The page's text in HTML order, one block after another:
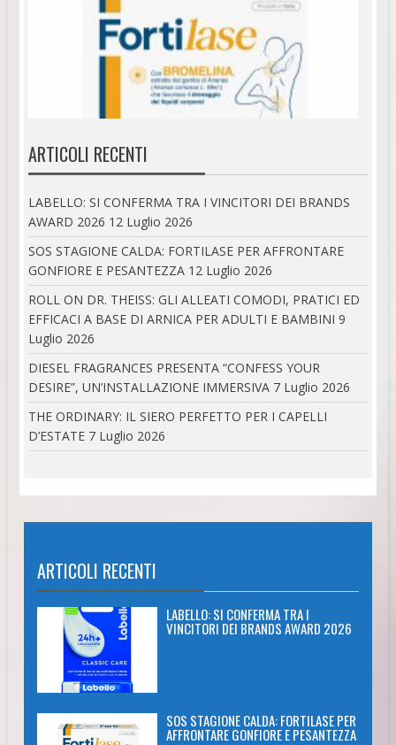
ARTICOLI RECENTI
LABELLO: SI CONFERMA TRA I VINCITORI DEI BRANDS
AWARD 2026 12 Luglio 2026
SOS STAGIONE CALDA: FORTILASE PER AFFRONTARE
GONFIORE E PESANTEZZA 12 Luglio 2026
ROLL ON DR. THEISS: GLI ALLEATI COMODI, PRATICI ED
EFFICACI A BASE DI ARNICA PER ADULTI E BAMBINI 9
Luglio 2026
DIESEL FRAGRANCES PRESENTA “CONFESS YOUR
DESIRE”, UN’INSTALLAZIONE IMMERSIVA 7 Luglio 2026
THE ORDINARY: IL SIERO PERFETTO PER I CAPELLI
D’ESTATE 7 Luglio 2026
ARTICOLI RECENTI
LABELLO: SI CONFERMA TRA I
VINCITORI DEI BRANDS AWARD 2026
SOS STAGIONE CALDA: FORTILASE PER
AFFRONTARE GONFIORE E PESANTEZZA